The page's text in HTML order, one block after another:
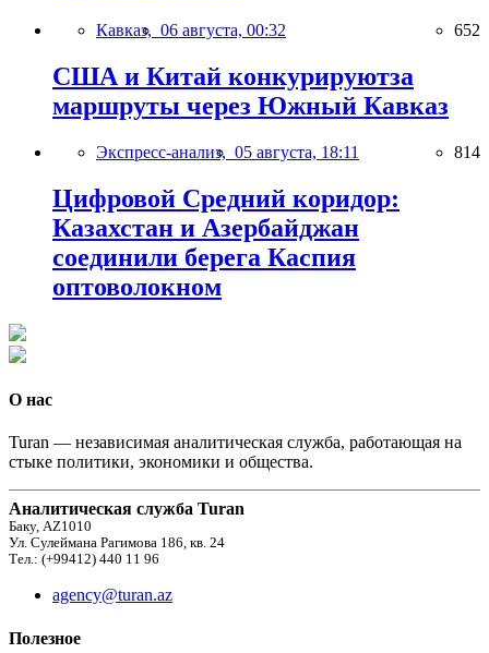
Кавказ, 06 августа, 00:32 652
США и Китай конкурируютза
маршруты через Южный Кавказ
Экспресс-анализ, 05 августа, 18:11 814
Цифровой Средний коридор:
Казахстан и Азербайджан
соединили берега Каспия
оптоволокном
О нас
Turan — независимая аналитическая служба, работающая на
стыке политики, экономики и общества.
Аналитическая служба Turan
Баку, AZ1010
Ул. Сулеймана Рагимова 186, кв. 24
Тел.: (+99412) 440 11 96
agency@turan.az
Полезное